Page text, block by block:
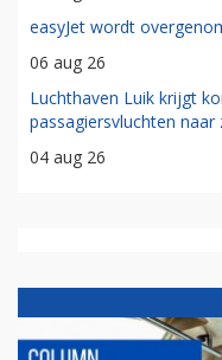
easyJet wordt
06 aug 26
Luchthaven Luik krijgt
passagiersvluchten
04 aug 26